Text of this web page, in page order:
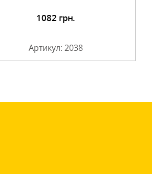
1082 грн.
Артикул: 2038